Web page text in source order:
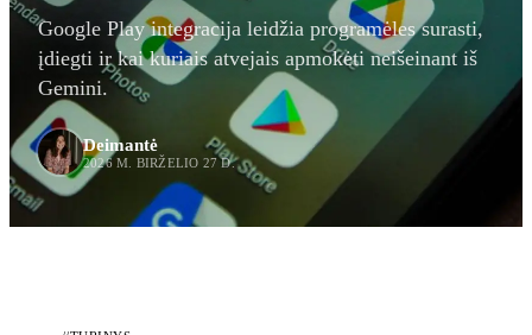
Google Play integracija leidžia programėles surasti,
įdiegti ir kai kuriais atvejais apmokėti neišeinant iš
Gemini.
Deimantė
2026 M. BIRŽELIO 27 D.